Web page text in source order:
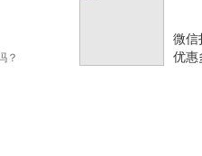
？
微信
优惠